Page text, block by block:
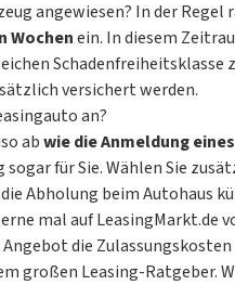
angewiesen? In der
Wochenein. In diesem
Schadenfreiheitsklasse
versichert werden.
an?
abwie die Anmeldung
für Sie. Wählen Sie
Abholung beim Autohaus
mal auf LeasingMarkt.de
Angebot die
großen Leasing-Ratgeber.